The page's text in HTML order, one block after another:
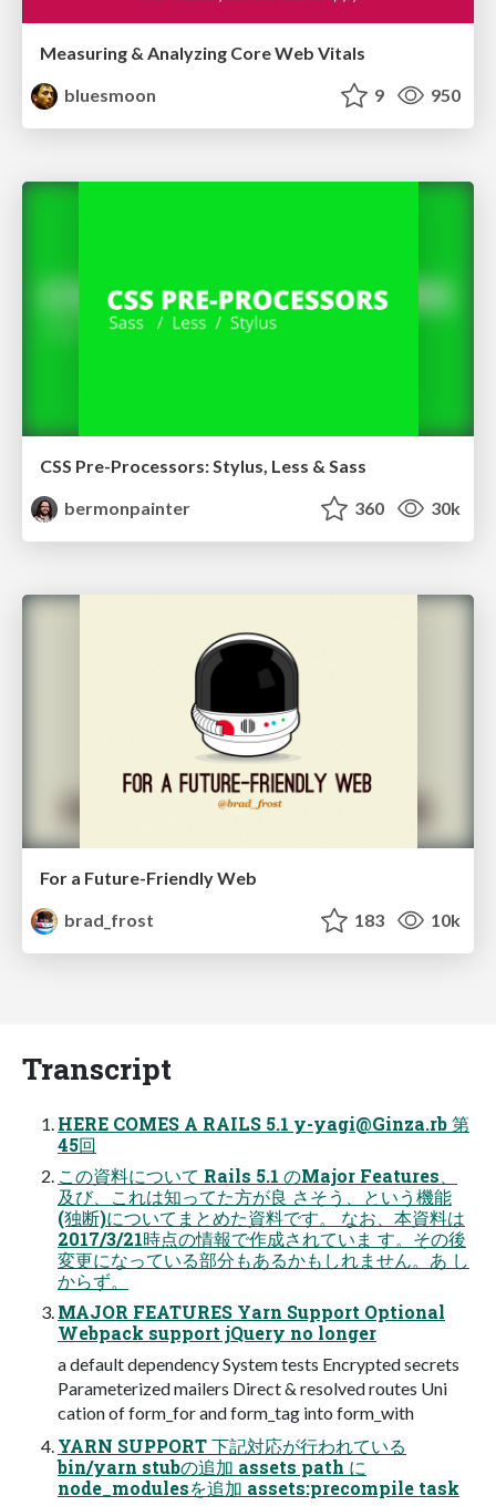
Measuring & Analyzing Core Web Vitals
bluesmoon
9 950
CSS Pre-Processors: Stylus, Less & Sass
bermonpainter
360 30k
For a Future-Friendly Web
brad_frost
183 10k
Transcript
HERE COMES A RAILS 5.1 y-yagi@Ginza.rb第
45回
この資料について Rails 5.1 のMajor Features、
及び、これは知ってた方が良 さそう、という機能
(独断)についてまとめた資料です。 なお、本資料は
2017/3/21時点の情報で作成されていま す。その後
変更になっている部分もあるかもしれません。あ し
からず。
MAJOR FEATURES Yarn Support Optional
Webpack support jQuery no longer
a default dependency System tests Encrypted secrets
Parameterized mailers Direct & resolved routes Uni
cation of form_for and form_tag into form_with
YARN SUPPORT 下記対応が行われている
bin/yarn stubの追加 assets path に
node_modulesを追加 assets:precompile task